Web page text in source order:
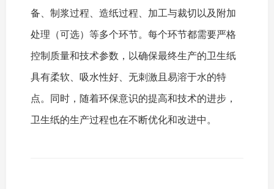
备、制浆过程、造纸过程、加工与裁切以及附加
处理（可选）等多个环节。每个环节都需要严格
控制质量和技术参数，以确保最终生产的卫生纸
具有柔软、吸水性好、无刺激且易溶于水的特
点。同时，随着环保意识的提高和技术的进步，
卫生纸的生产过程也在不断优化和改进中。